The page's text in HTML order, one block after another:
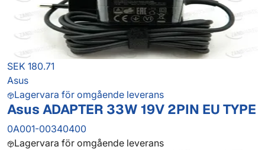
SEK 180.71
Asus
Lagervara för omgående leverans
Asus ADAPTER 33W 19V 2PIN EU TYPE
0A001-00340400
Lagervara för omgående leverans